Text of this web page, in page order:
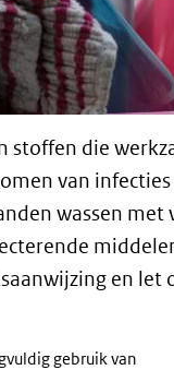
stoffen die
van
wassen met
en let
gebruik van